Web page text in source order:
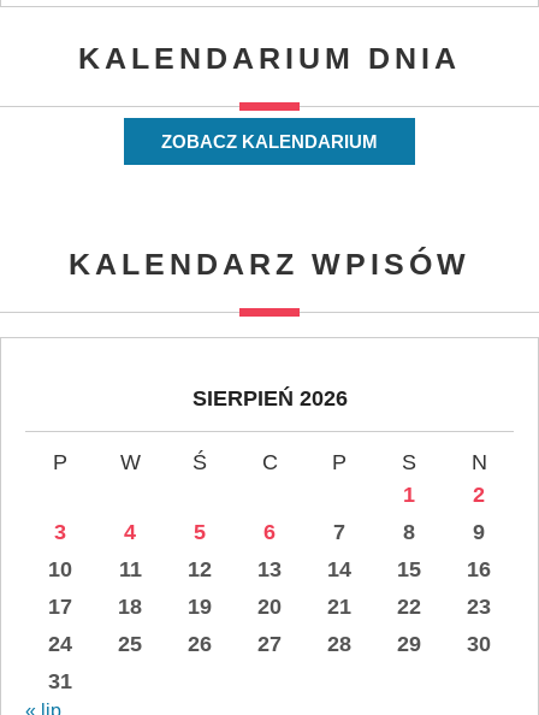
KALENDARIUM DNIA
ZOBACZ KALENDARIUM
KALENDARZ WPISÓW
SIERPIEŃ 2026
P W Ś C P S
N
1
2
3
4 5 6 7 8
9
10
11 12 13 14 15
16
17
18 19 20 21 22
23
24
25 26 27 28 29
30
31
« lip